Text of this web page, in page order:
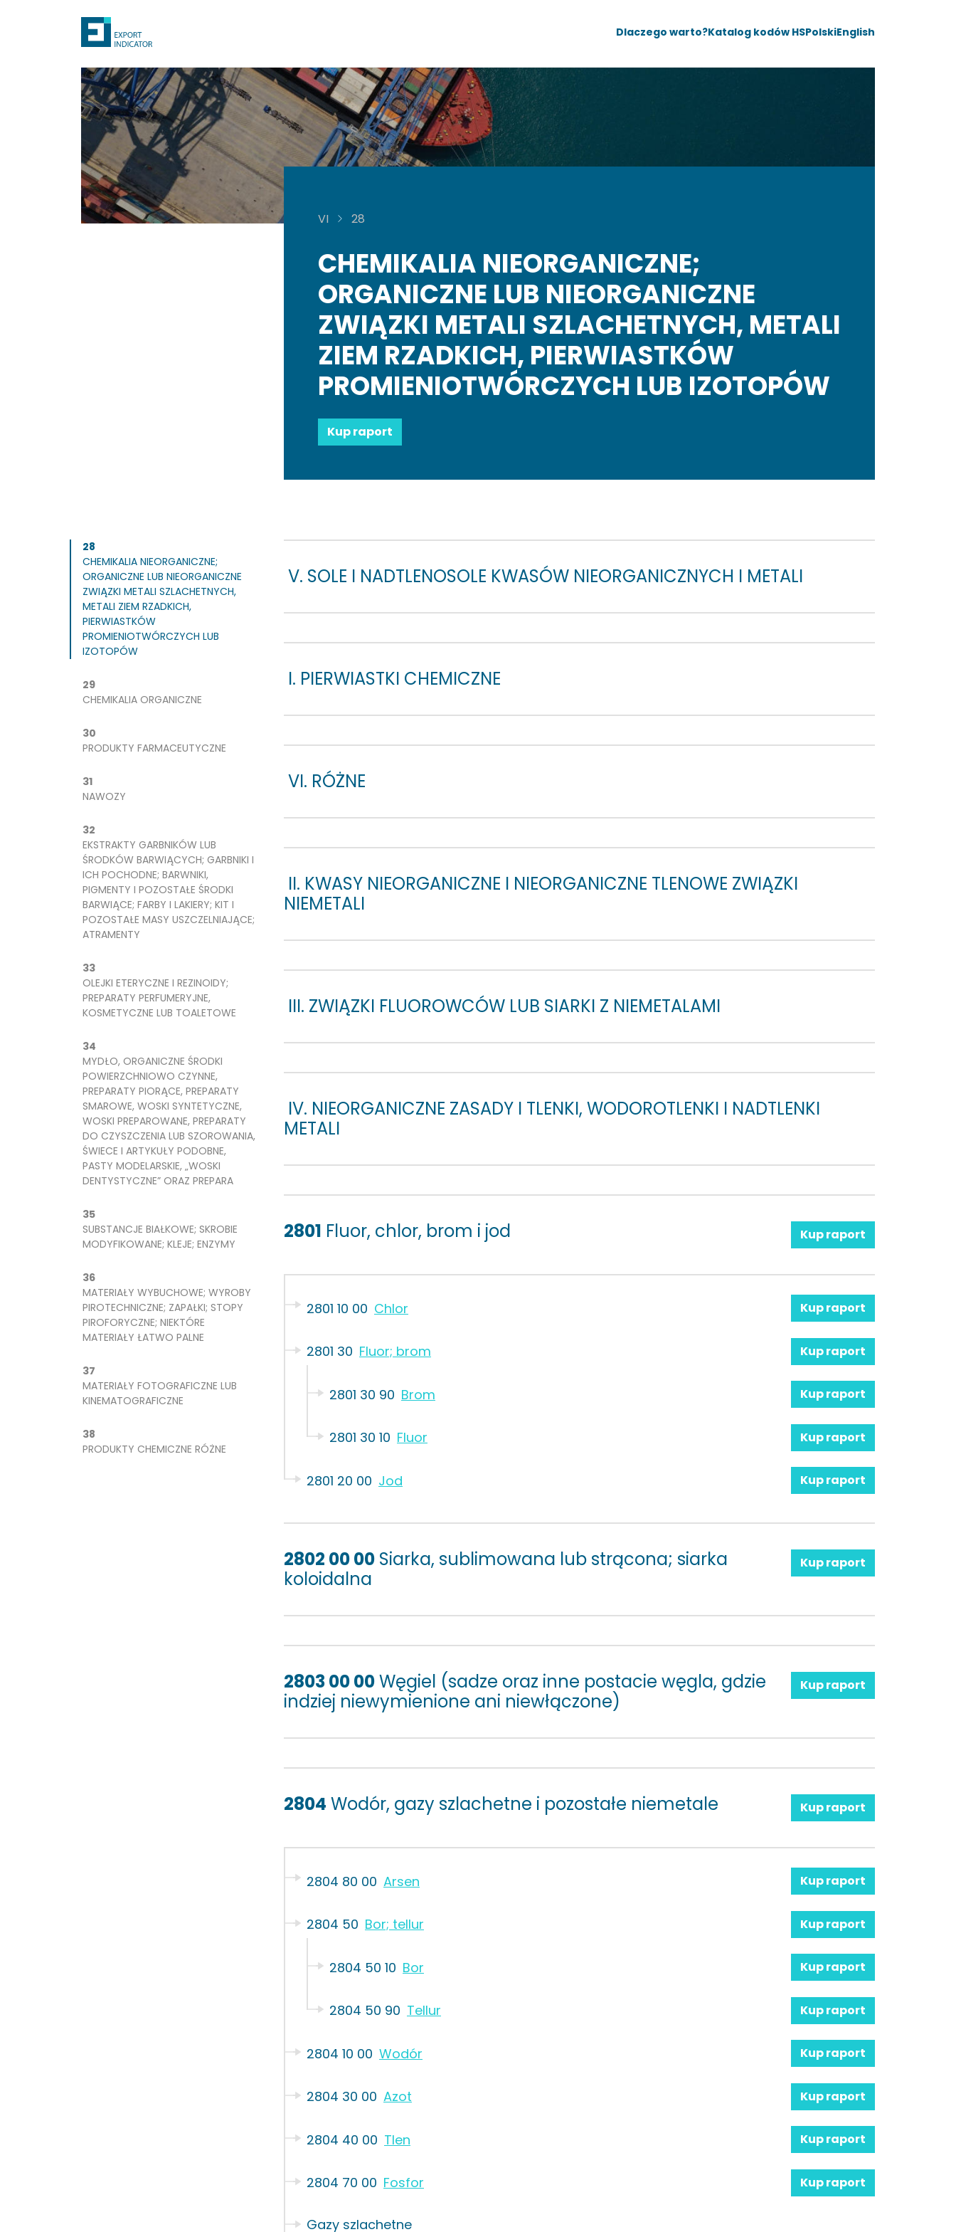
Dlaczego warto?Katalog kodów HSPolskiEnglish
VI 28
CHEMIKALIA NIEORGANICZNE;
ORGANICZNE LUB NIEORGANICZNE
ZWIĄZKI METALI SZLACHETNYCH, METALI
ZIEM RZADKICH, PIERWIASTKÓW
PROMIENIOTWÓRCZYCH LUB IZOTOPÓW
Kup raport
28
CHEMIKALIA NIEORGANICZNE;
ORGANICZNE LUB NIEORGANICZNE
ZWIĄZKI METALI SZLACHETNYCH,
METALI ZIEM RZADKICH,
PIERWIASTKÓW
PROMIENIOTWÓRCZYCH LUB
IZOTOPÓW
29
CHEMIKALIA ORGANICZNE
30
PRODUKTY FARMACEUTYCZNE
31
NAWOZY
32
EKSTRAKTY GARBNIKÓW LUB
ŚRODKÓW BARWIĄCYCH; GARBNIKI I
ICH POCHODNE; BARWNIKI,
PIGMENTY I POZOSTAŁE ŚRODKI
BARWIĄCE; FARBY I LAKIERY; KIT I
POZOSTAŁE MASY USZCZELNIAJĄCE;
ATRAMENTY
33
OLEJKI ETERYCZNE I REZINOIDY;
PREPARATY PERFUMERYJNE,
KOSMETYCZNE LUB TOALETOWE
34
MYDŁO, ORGANICZNE ŚRODKI
POWIERZCHNIOWO CZYNNE,
PREPARATY PIORĄCE, PREPARATY
SMAROWE, WOSKI SYNTETYCZNE,
WOSKI PREPAROWANE, PREPARATY
DO CZYSZCZENIA LUB SZOROWANIA,
ŚWIECE I ARTYKUŁY PODOBNE,
PASTY MODELARSKIE, „WOSKI
DENTYSTYCZNE” ORAZ PREPARA
35
SUBSTANCJE BIAŁKOWE; SKROBIE
MODYFIKOWANE; KLEJE; ENZYMY
36
MATERIAŁY WYBUCHOWE; WYROBY
PIROTECHNICZNE; ZAPAŁKI; STOPY
PIROFORYCZNE; NIEKTÓRE
MATERIAŁY ŁATWO PALNE
37
MATERIAŁY FOTOGRAFICZNE LUB
KINEMATOGRAFICZNE
38
PRODUKTY CHEMICZNE RÓŻNE
V. SOLE I NADTLENOSOLE KWASÓW NIEORGANICZNYCH I METALI
I. PIERWIASTKI CHEMICZNE
VI. RÓŻNE
II. KWASY NIEORGANICZNE I NIEORGANICZNE TLENOWE ZWIĄZKI
NIEMETALI
III. ZWIĄZKI FLUOROWCÓW LUB SIARKI Z NIEMETALAMI
IV. NIEORGANICZNE ZASADY I TLENKI, WODOROTLENKI I NADTLENKI
METALI
2801 Fluor, chlor, brom i jod Kup raport
2801 10 00 Chlor Kup raport
2801 30 Fluor; brom Kup raport
2801 30 90 Brom Kup raport
2801 30 10 Fluor Kup raport
2801 20 00 Jod Kup raport
2802 00 00 Siarka, sublimowana lub strącona; siarka
koloidalna
Kup raport
2803 00 00Węgiel (sadze oraz inne postacie węgla, gdzie
indziej niewymienione ani niewłączone)
Kup raport
2804 Wodór, gazy szlachetne i pozostałe niemetale Kup raport
2804 80 00 Arsen Kup raport
2804 50 Bor; tellur Kup raport
2804 50 10 Bor Kup raport
2804 50 90 Tellur Kup raport
2804 10 00 Wodór Kup raport
2804 30 00 Azot Kup raport
2804 40 00 Tlen Kup raport
2804 70 00 Fosfor Kup raport
Gazy szlachetne